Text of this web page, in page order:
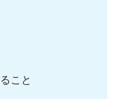
こと